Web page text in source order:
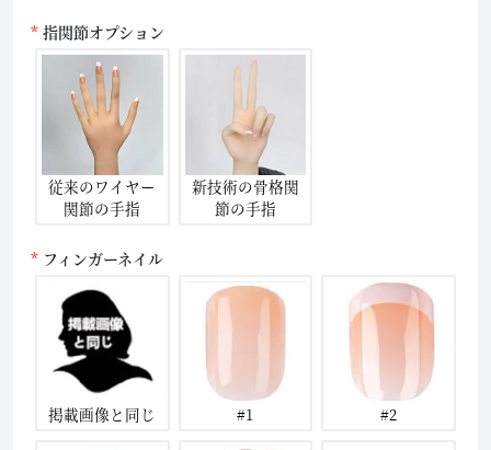
指関節オプション
従来のワイヤー
関節の手指
新技術の骨格関
節の手指
フィンガーネイル
掲載画像と同じ #1 #2